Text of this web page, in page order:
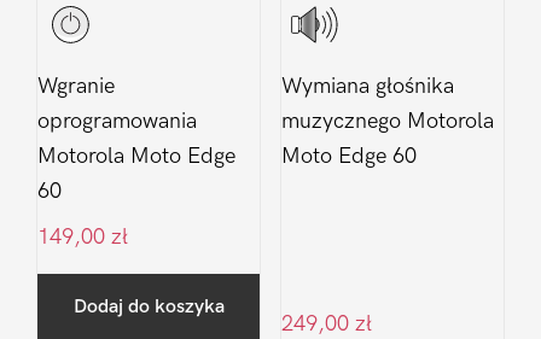
Wgranie
oprogramowania
Motorola Moto Edge
60
149,00 zł
Dodaj do koszyka
Wymiana głośnika
muzycznego Motorola
Moto Edge 60
249,00 zł